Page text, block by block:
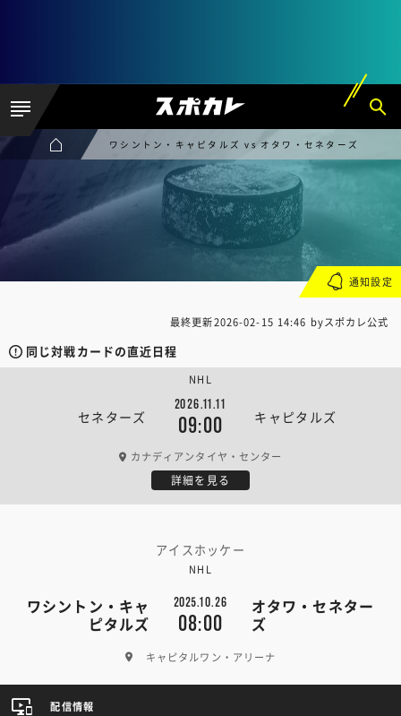
ワシントン・キャピタルズ vs オタワ・セネターズ
最終更新2026-02-15 14:46 byスポカレ公式
同じ対戦カードの直近日程
セネターズ
2026.11.11
09:00 キャピタルズ
NHL
カナディアンタイヤ・センター
詳細を見る
アイスホッケー
NHL
ワシントン・キャ
ピタルズ
2025.10.26
08:00
オタワ・セネター
ズ
キャピタルワン・アリーナ
通知設定
配信情報